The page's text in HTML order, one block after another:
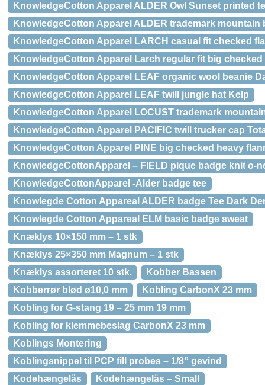
KnowledgeCotton Apparel ALDER Owl Sunset printed
KnowledgeCotton Apparel ALDER trademark mountain
KnowledgeCotton Apparel LARCH casual fit checked
KnowledgeCotton Apparel Larch regular fit big
KnowledgeCotton Apparel LEAF organic wool beanie
KnowledgeCotton Apparel LEAF twill jungle hat Kelp
KnowledgeCotton Apparel LOCUST trademark
KnowledgeCotton Apparel PACIFIC twill trucker cap
KnowledgeCotton Apparel PINE big checked heavy
KnowledgeCottonApparel – FIELD pique badge knit o-
KnowledgeCottonApparel -Alder badge tee
Knowlegde Cotton Appareal ALDER badge Tee Dark
Knowlegde Cotton Appareal ELM basic badge sweat
Knæklys 10×150 mm – 1 stk
Knæklys 25×350 mm Magnum – 1 stk
Knæklys assorteret 10 stk.
Kobber Bassen
Kobberrør blød ø10,0 mm
Kobling CarbonX 23 mm
Kobling for G-stang 19 – 25 mm 19 mm
Kobling for klemmebeslag CarbonX 23 mm
Koblings Montering
Koblingsnippel til PCP fill probes – 1/8” gevind
Kodehængelås
Kodehængelås – Small